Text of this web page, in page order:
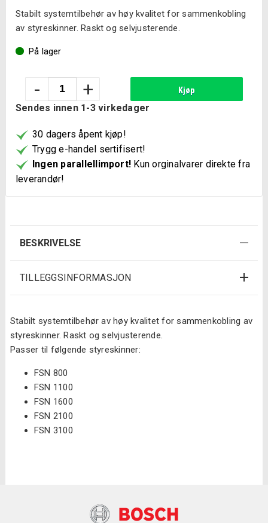
Stabilt systemtilbehør av høy kvalitet for sammenkobling
av styreskinner. Raskt og selvjusterende.
På lager
FSN
(feste
element
for
skinne)
antall
- + Kjøp
Sendes innen 1-3 virkedager
30 dagers åpent kjøp!
Trygg e-handel sertifisert!
Ingen parallellimport! Kun orginalvarer direkte fra
leverandør!
BESKRIVELSE
TILLEGGSINFORMASJON
Stabilt systemtilbehør av høy kvalitet for sammenkobling av
styreskinner. Raskt og selvjusterende.
Passer til følgende styreskinner:
FSN 800
FSN 1100
FSN 1600
FSN 2100
FSN 3100